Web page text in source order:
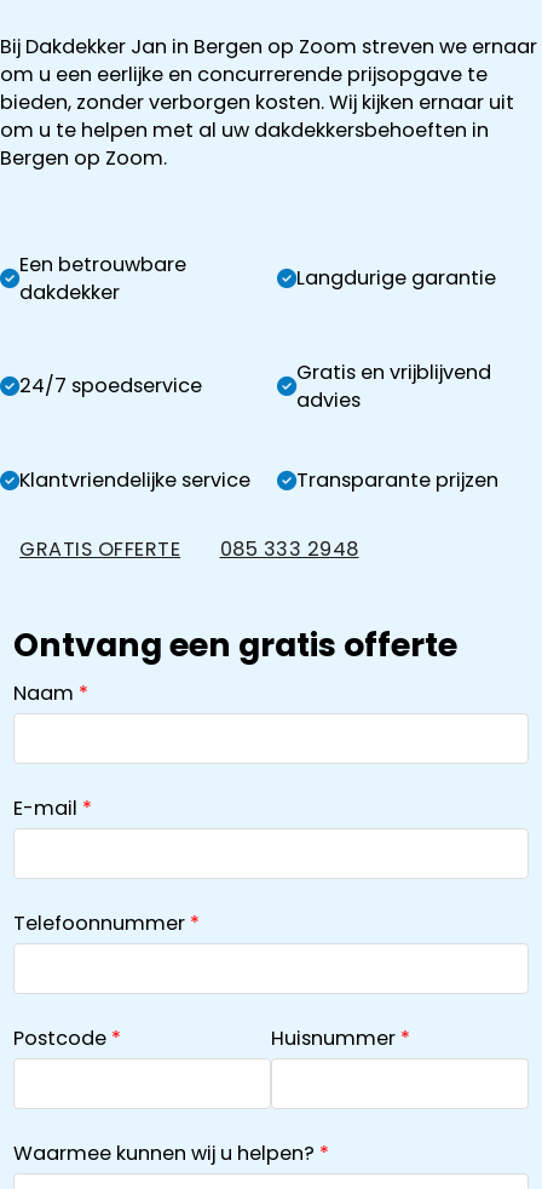
Bij Dakdekker Jan in Bergen op Zoom streven we ernaar
om u een eerlijke en concurrerende prijsopgave te
bieden, zonder verborgen kosten. Wij kijken ernaar uit
om u te helpen met al uw dakdekkersbehoeften in
Bergen op Zoom.
Een betrouwbare
dakdekker
Langdurige garantie
24/7 spoedservice
Gratis en vrijblijvend
advies
Klantvriendelijke service Transparante prijzen
GRATIS OFFERTE 085 333 2948
Ontvang een gratis offerte
Naam
E-mail
Telefoonnummer
Postcode Huisnummer
Waarmee kunnen wij u helpen?